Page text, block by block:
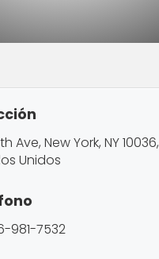
Ave, New York, NY 10036,
Unidos
981-7532